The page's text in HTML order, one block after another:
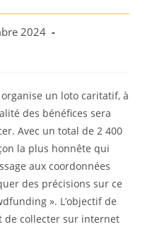
2024
un loto caritatif, à
des bénéfices sera
Avec un total de 2 400
la plus honnête qui
aux coordonnées
des précisions sur ce
». L’objectif de
de collecter sur internet